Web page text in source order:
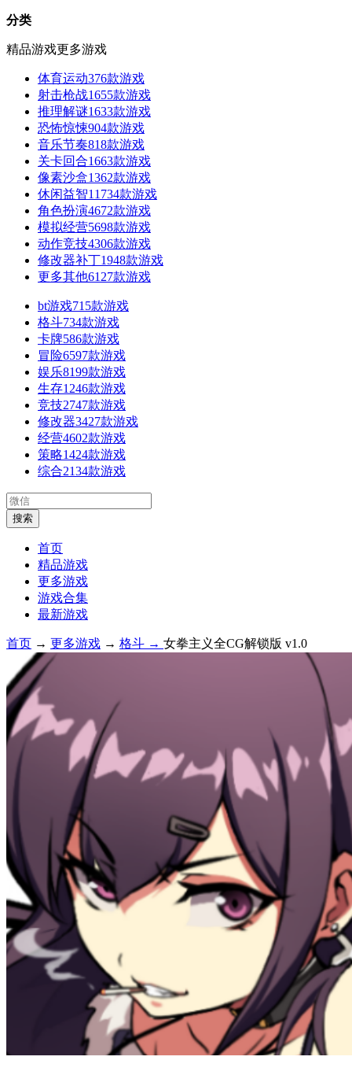
分类
精品游戏更多游戏
体育运动376款游戏
射击枪战1655款游戏
推理解谜1633款游戏
恐怖惊悚904款游戏
音乐节奏818款游戏
关卡回合1663款游戏
像素沙盒1362款游戏
休闲益智11734款游戏
角色扮演4672款游戏
模拟经营5698款游戏
动作竞技4306款游戏
修改器补丁1948款游戏
更多其他6127款游戏
bt游戏715款游戏
格斗734款游戏
卡牌586款游戏
冒险6597款游戏
娱乐8199款游戏
生存1246款游戏
竞技2747款游戏
修改器3427款游戏
经营4602款游戏
策略1424款游戏
综合2134款游戏
首页
精品游戏
更多游戏
游戏合集
最新游戏
首页 → 更多游戏 → 格斗 → 女拳主义全CG解锁版 v1.0